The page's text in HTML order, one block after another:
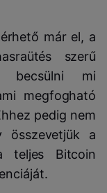
már el, a
szerű
becsülni mi
megfogható
pedig nem
összevetjük a
teljes Bitcoin